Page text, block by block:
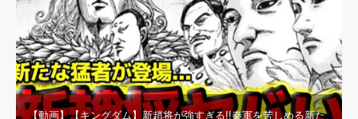
【動画】【キングダム】新趙将が強すぎる!!秦軍を苦しめる新た